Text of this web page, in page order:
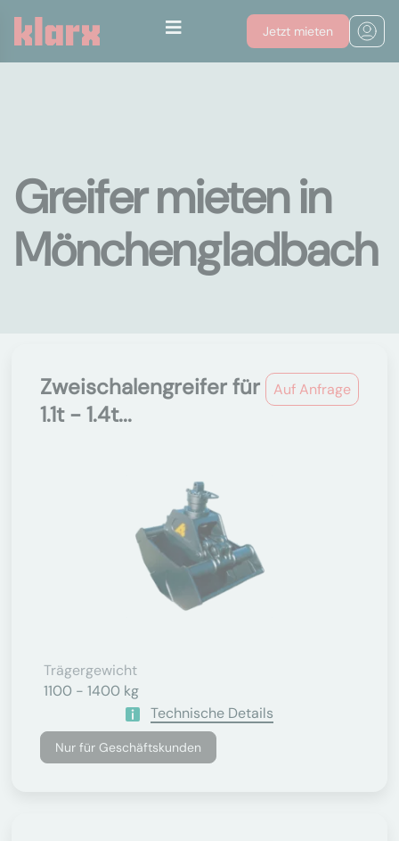
Jetzt mieten
Greifer mieten in
Mönchengladbach
Auf Anfrage
Zweischalengreifer für
1.1t - 1.4t...
Trägergewicht
1100 - 1400 kg
Technische Details
Nur für Geschäftskunden